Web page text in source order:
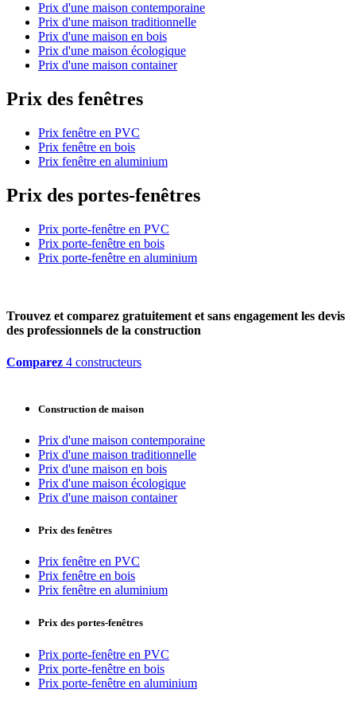
Prix d'une maison contemporaine
Prix d'une maison traditionnelle
Prix d'une maison en bois
Prix d'une maison écologique
Prix d'une maison container
Prix des fenêtres
Prix fenêtre en PVC
Prix fenêtre en bois
Prix fenêtre en aluminium
Prix des portes-fenêtres
Prix porte-fenêtre en PVC
Prix porte-fenêtre en bois
Prix porte-fenêtre en aluminium
Trouvez et comparez gratuitement et sans engagement les devis
des professionnels de la construction
Comparez 4 constructeurs
Construction de maison
Prix d'une maison contemporaine
Prix d'une maison traditionnelle
Prix d'une maison en bois
Prix d'une maison écologique
Prix d'une maison container
Prix des fenêtres
Prix fenêtre en PVC
Prix fenêtre en bois
Prix fenêtre en aluminium
Prix des portes-fenêtres
Prix porte-fenêtre en PVC
Prix porte-fenêtre en bois
Prix porte-fenêtre en aluminium